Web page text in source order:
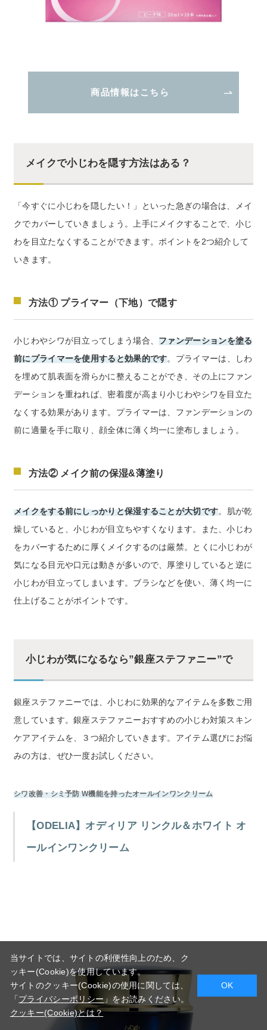
商品情報はこちら
メイクで小じわを隠す方法はある？
「今すぐに小じわを隠したい！」といった急ぎの場合は、メイ
クでカバーしていきましょう。上手にメイクすることで、小じ
わを目立たなくすることができます。ポイントを2つ紹介して
いきます。
方法① プライマー（下地）で隠す
小じわやシワが目立ってしまう場合、ファンデーションを塗る
前にプライマーを使用すると効果的です。プライマーは、しわ
を埋めて肌表面を滑らかに整えることができ、その上にファン
デーションを重ねれば、密着度が高まり小じわやシワを目立た
なくする効果があります。プライマーは、ファンデーションの
前に適量を手に取り、顔全体に薄く均一に塗布しましょう。
方法② メイク前の保湿&薄塗り
メイクをする前にしっかりと保湿することが大切です。肌が乾
燥していると、小じわが目立ちやすくなります。また、小じわ
をカバーするために厚くメイクするのは厳禁。とくに小じわが
気になる目元や口元は動きが多いので、厚塗りしていると逆に
小じわが目立ってしまいます。ブラシなどを使い、薄く均一に
仕上げることがポイントです。
小じわが気になるなら”銀座ステファニー”で
銀座ステファニーでは、小じわに効果的なアイテムを多数ご用
意しています。銀座ステファニーおすすめの小じわ対策スキン
ケアアイテムを、３つ紹介していきます。アイテム選びにお悩
みの方は、ぜひ一度お試しください。
シワ改善・シミ予防 W機能を持ったオールインワンクリーム
【ODELIA】オディリア リンクル＆ホワイト オ
ールインワンクリーム
当サイトでは、サイトの利便性向上のため、ク
ッキー(Cookie)を使用しています。
サイトのクッキー(Cookie)の使用に関しては、
「 プライバシーポリシー 」をお読みください。
クッキー(Cookie)とは？
OK